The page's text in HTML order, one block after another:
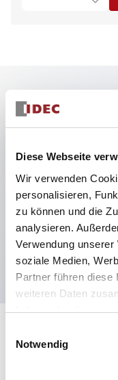
Diese Webseite
Wir verwenden
personalisieren,
zu können und die
analysieren.
Verwendung
soziale Medien,
Partner führen diese
weiteren Daten
haben oder die sie
Notwendig
Hauptmerkmale
Schutzart IP40
einheitlich bei
von 22 mm.
UL- und CSA-
Spezifikationen